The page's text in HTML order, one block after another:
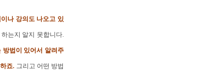
나 강의도 나오고 있
는지 알지 못합니다.
방법이 있어서 알려주
죠. 그리고 어떤 방법